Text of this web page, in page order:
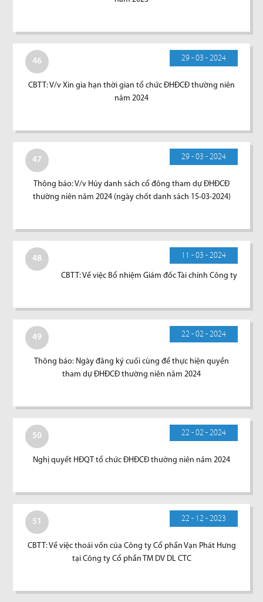
46 29 - 03 - 2024
CBTT: V/v Xin gia hạn thời gian tổ chức ĐHĐCĐ thường niên
năm 2024
47 29 - 03 - 2024
Thông báo: V/v Hủy danh sách cổ đông tham dự ĐHĐCĐ
thường niên năm 2024 (ngày chốt danh sách 15-03-2024)
48 11 - 03 - 2024
CBTT: Về việc Bổ nhiệm Giám đốc Tài chính Công ty
49 22 - 02 - 2024
Thông báo: Ngày đăng ký cuối cùng để thực hiện quyền
tham dự ĐHĐCĐ thường niên năm 2024
50 22 - 02 - 2024
Nghị quyết HĐQT tổ chức ĐHĐCĐ thường niên năm 2024
51 22 - 12 - 2023
CBTT: Về việc thoái vốn của Công ty Cổ phần Vạn Phát Hưng
tại Công ty Cổ phần TM DV DL CTC